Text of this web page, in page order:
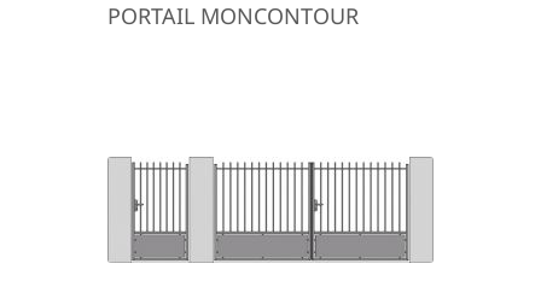
PORTAIL MONCONTOUR